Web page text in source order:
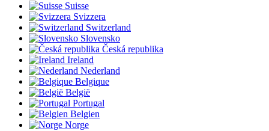
Suisse
Svizzera
Switzerland
Slovensko
Česká republika
Ireland
Nederland
Belgique
België
Portugal
Belgien
Norge